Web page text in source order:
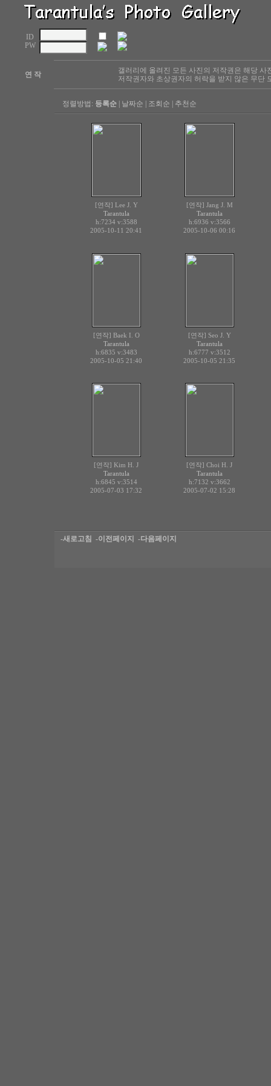
ID
PW
연 작
갤러리에 올려진 모든 사진의 저작권은 해당
저작권자와 초상권자의 허락을 받지 않은 무단
정렬방법: 등록순 날짜순 조회순 추천순
[연작] Lee J. Y
Tarantula
h:7234 v:3588
2005-10-11 20:41
[연작] Jang J. M
Tarantula
h:6936 v:3566
2005-10-06 00:16
[연작] Baek I. O
Tarantula
h:6835 v:3483
2005-10-05 21:40
[연작] Seo J. Y
Tarantula
h:6777 v:3512
2005-10-05 21:35
[연작] Kim H. J
Tarantula
h:6845 v:3514
2005-07-03 17:32
[연작] Choi H. J
Tarantula
h:7132 v:3662
2005-07-02 15:28
-새로고침 -이전페이지 -다음페이지